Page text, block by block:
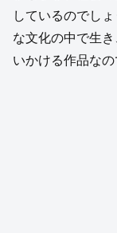
しているのでし
な文化の中で生
いかける作品なの